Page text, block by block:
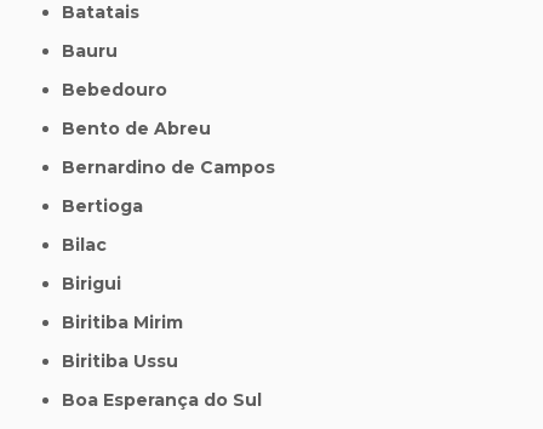
Batatais
Bauru
Bebedouro
Bento de Abreu
Bernardino de Campos
Bertioga
Bilac
Birigui
Biritiba Mirim
Biritiba Ussu
Boa Esperança do Sul